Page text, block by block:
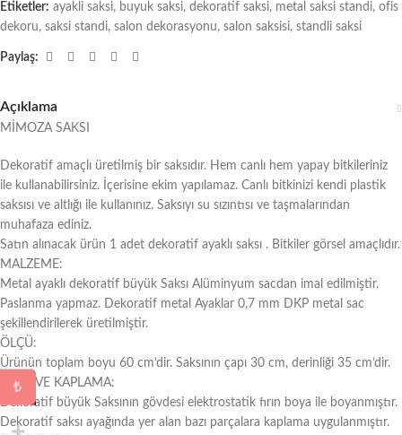
Etiketler: ayakli saksi, buyuk saksi, dekoratif saksi, metal saksi standi, ofis
dekoru, saksi standi, salon dekorasyonu, salon saksisi, standli saksi
Paylaş:
Açıklama
MİMOZA SAKSI
Dekoratif amaçlı üretilmiş bir saksıdır. Hem canlı hem yapay bitkileriniz
ile kullanabilirsiniz. İçerisine ekim yapılamaz. Canlı bitkinizi kendi plastik
saksısı ve altlığı ile kullanınız. Saksıyı su sızıntısı ve taşmalarından
muhafaza ediniz.
Satın alınacak ürün 1 adet dekoratif ayaklı saksı . Bitkiler görsel amaçlıdır.
MALZEME:
Metal ayaklı dekoratif büyük Saksı Alüminyum sacdan imal edilmiştir.
Paslanma yapmaz. Dekoratif metal Ayaklar 0,7 mm DKP metal sac
şekillendirilerek üretilmiştir.
ÖLÇÜ:
Ürünün toplam boyu 60 cm’dir. Saksının çapı 30 cm, derinliği 35 cm’dir.
BOYA VE KAPLAMA:
Dekoratif büyük Saksının gövdesi elektrostatik fırın boya ile boyanmıştır.
Dekoratif saksı ayağında yer alan bazı parçalara kaplama uygulanmıştır.
₺